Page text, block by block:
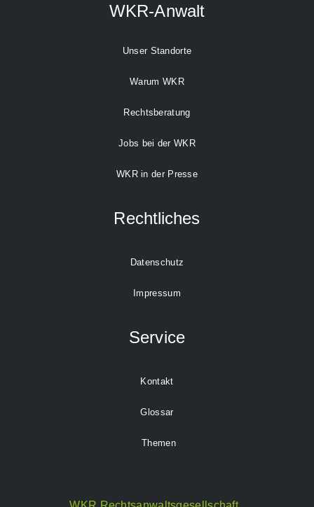
WKR-Anwalt
Unser Standorte
Warum WKR
Rechtsberatung
Jobs bei der WKR
WKR in der Presse
Rechtliches
Datenschutz
Impressum
Service
Kontakt
Glossar
Themen